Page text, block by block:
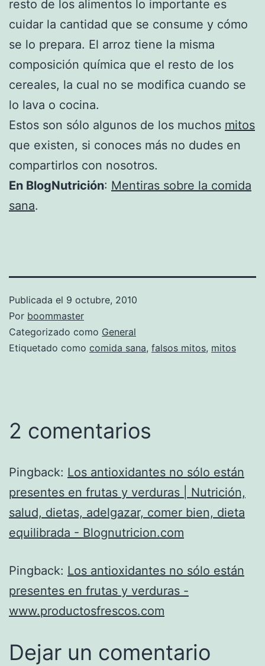
resto de los alimentos lo importante es
cuidar la cantidad que se consume y cómo
se lo prepara. El arroz tiene la misma
composición química que el resto de los
cereales, la cual no se modifica cuando se
lo lava o cocina.
Estos son sólo algunos de los muchos mitos
que existen, si conoces más no dudes en
compartirlos con nosotros.
En BlogNutrición: Mentiras sobre la comida
sana.
Publicada el 9 octubre, 2010
Por boommaster
Categorizado como General
Etiquetado como comida sana, falsos mitos, mitos
2 comentarios
Pingback: Los antioxidantes no sólo están
presentes en frutas y verduras | Nutrición,
salud, dietas, adelgazar, comer bien, dieta
equilibrada - Blognutricion.com
Pingback: Los antioxidantes no sólo están
presentes en frutas y verduras -
www.productosfrescos.com
Dejar un comentario